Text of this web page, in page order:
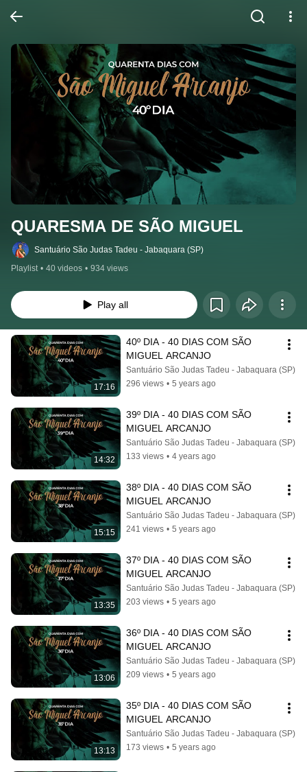
QUARESMA DE SÃO MIGUEL
Santuário São Judas Tadeu - Jabaquara (SP)
Playlist • 40 videos • 934 views
Play all
17:16
40º DIA - 40 DIAS COM SÃO
MIGUEL ARCANJO
Santuário São Judas Tadeu - Jabaquara (SP)
296 views • 5 years ago
14:32
39º DIA - 40 DIAS COM SÃO
MIGUEL ARCANJO
Santuário São Judas Tadeu - Jabaquara (SP)
133 views • 4 years ago
15:15
38º DIA - 40 DIAS COM SÃO
MIGUEL ARCANJO
Santuário São Judas Tadeu - Jabaquara (SP)
241 views • 5 years ago
13:35
37º DIA - 40 DIAS COM SÃO
MIGUEL ARCANJO
Santuário São Judas Tadeu - Jabaquara (SP)
203 views • 5 years ago
13:06
36º DIA - 40 DIAS COM SÃO
MIGUEL ARCANJO
Santuário São Judas Tadeu - Jabaquara (SP)
209 views • 5 years ago
13:13
35º DIA - 40 DIAS COM SÃO
MIGUEL ARCANJO
Santuário São Judas Tadeu - Jabaquara (SP)
173 views • 5 years ago